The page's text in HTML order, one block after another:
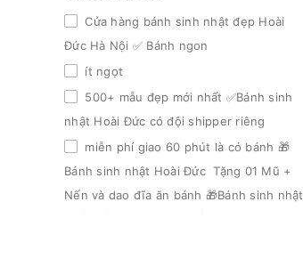
Cửa hàng bánh sinh nhật đẹp Hoài
Đức Hà Nội ✅ Bánh ngon
ít ngọt
500+ mẫu đẹp mới nhất ✅Bánh sinh
nhật Hoài Đức có đội shipper riêng
miễn phí giao 60 phút là có bánh 🎁
Bánh sinh nhật Hoài Đức Tặng 01 Mũ +
Nến và dao đĩa ăn bánh 🎁Bánh sinh nhật
Hoài Đức Ưu đãi trọn đời